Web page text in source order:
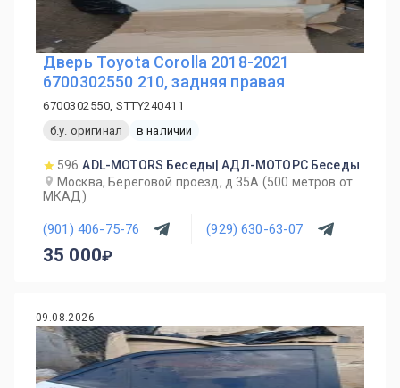
Дверь Toyota Corolla 2018-2021
6700302550 210, задняя правая
6700302550, STTY240411
б.у. оригинал
в наличии
596 ADL-MOTORS Беседы| АДЛ-МОТОРС Беседы
Москва, Береговой проезд, д.35А (500 метров от
МКАД)
(901) 406-75-76 (929) 630-63-07
35 000
09.08.2026